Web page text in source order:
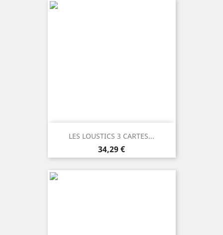
LES LOUSTICS 3 CARTES...
Prezzo
34,29 €